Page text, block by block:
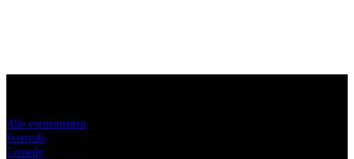
Alle evenementen
Festivals
Comedy